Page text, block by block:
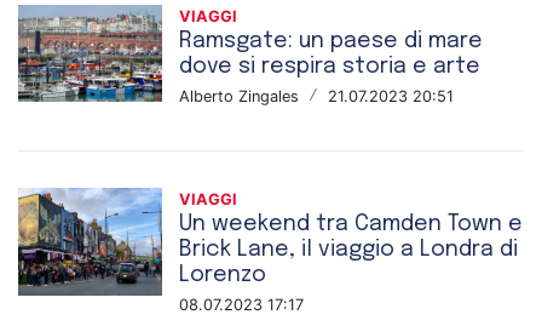
VIAGGI
Ramsgate: un paese di mare
dove si respira storia e arte
Alberto Zingales / 21.07.2023 20:51
VIAGGI
Un weekend tra Camden Town e
Brick Lane, il viaggio a Londra di
Lorenzo
08.07.2023 17:17